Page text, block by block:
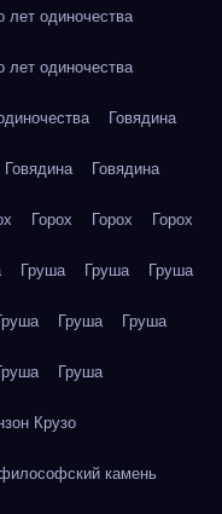
лет одиночества
лет одиночества
Говядина
Говядина Говядина
Горох Горох Горох
Груша Груша Груша
Груша Груша
Груша
Крузо
камень